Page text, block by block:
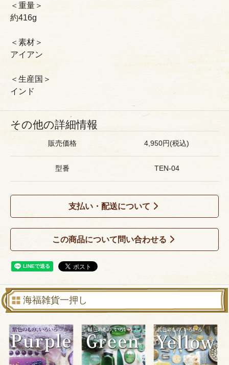
＜重量＞
約416g
＜素材＞
アイアン
＜生産国＞
インド
その他の詳細情報
販売価格 4,950円(税込)
型番 TEN-04
支払い・配送について
この商品について問い合わせる
海福雑貨一押し